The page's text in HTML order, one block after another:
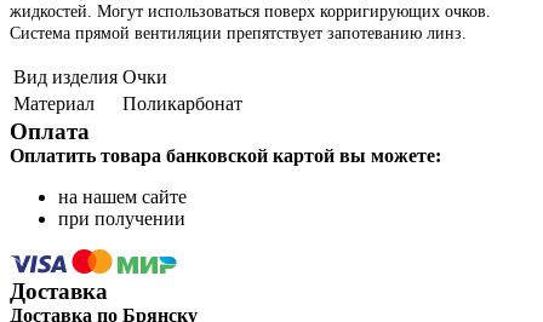
жидкостей. Могут использоваться поверх корригирующих очков.
Система прямой вентиляции препятствует запотеванию линз.
Вид изделия Очки
Материал
Поликарбонат
Оплата
Оплатить товара банковской картой вы можете:
на нашем сайте
при получении
Доставка
Доставка по Брянску